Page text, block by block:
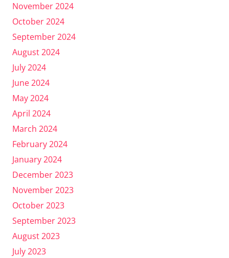
November 2024
October 2024
September 2024
August 2024
July 2024
June 2024
May 2024
April 2024
March 2024
February 2024
January 2024
December 2023
November 2023
October 2023
September 2023
August 2023
July 2023